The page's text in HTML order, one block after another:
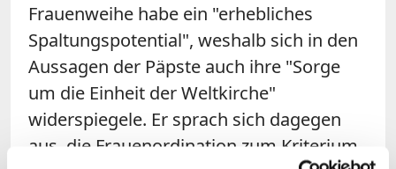
Frauenweihe habe ein "erhebliches
Spaltungspotential", weshalb sich in den
Aussagen der Päpste auch ihre "Sorge
um die Einheit der Weltkirche"
widerspiegele. Er sprach sich dagegen
aus, die Frauenordination zum Kriterium